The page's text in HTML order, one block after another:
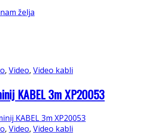
želja
, Video, Video kabli
KABEL 3m XP20053
, Video, Video kabli